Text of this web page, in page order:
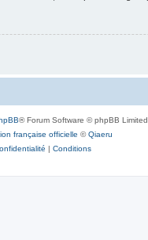
® Forum Software © phpBB Limited
française officielle ©Qiaeru
| Conditions